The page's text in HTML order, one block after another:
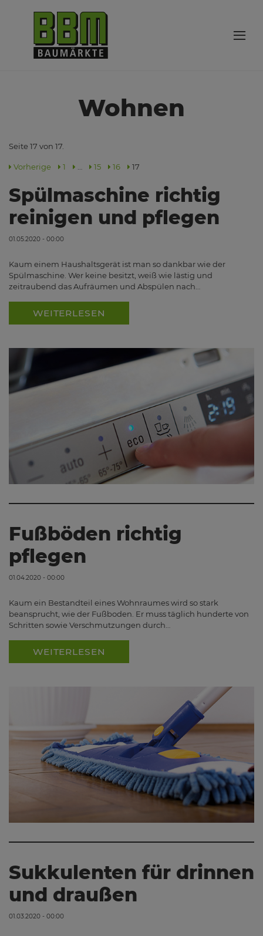
Wohnen
Seite 17 von 17.
Vorherige 1 15 16 17
Spülmaschine richtig
reinigen und pflegen
01.05.2020 - 00:00
Kaum einem Haushaltsgerät ist man so dankbar wie der
Spülmaschine. Wer keine besitzt, weiß wie lästig und
zeitraubend das Aufräumen und Abspülen nach…
WEITERLESEN
Fußböden richtig
pflegen
01.04.2020 - 00:00
Kaum ein Bestandteil eines Wohnraumes wird so stark
beansprucht, wie der Fußboden. Er muss täglich hunderte von
Schritten sowie Verschmutzungen durch…
WEITERLESEN
Sukkulenten für drinnen
und draußen
01.03.2020 - 00:00